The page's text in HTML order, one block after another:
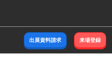
出展資料請求 来場登録